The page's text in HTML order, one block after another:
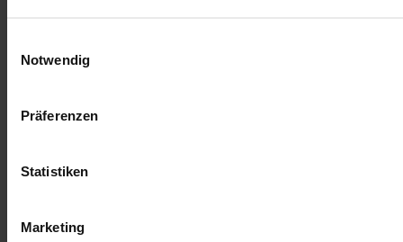
Notwendig
Präferenzen
Statistiken
Marketing